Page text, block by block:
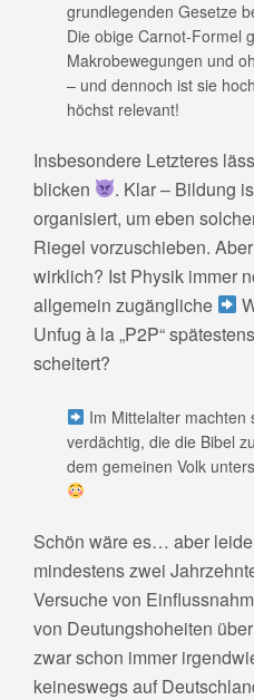
grundlegenden Gesetze
Die obige Carnot-Formel
Makrobewegungen und
– und dennoch ist sie
höchst relevant!
Insbesondere Letzteres
blicken
. Klar – Bildung
organisiert, um eben
Riegel vorzuschieben.
wirklich? Ist Physik immer
allgemein zugängliche
Unfug à la „P2P“
scheitert?
Im Mittelalter machten
verdächtig, die die Bibel
dem gemeinen Volk
Schön wäre es… aber
mindestens zwei
Versuche von
von Deutungshoheiten
zwar schon immer
keineswegs auf